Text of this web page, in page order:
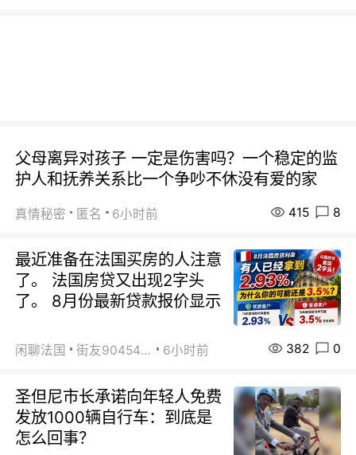
父母离异对孩子 一定是伤害吗？一个稳定的监
护人和抚养关系比一个争吵不休没有爱的家
真情秘密 匿名 6小时前 415 8
最近准备在法国买房的人注意
了。 法国房贷又出现2字头
了。 8月份最新贷款报价显示
闲聊法国 街友90454511 6小时前 382 0
圣但尼市长承诺向年轻人免费
发放1000辆自行车：到底是
怎么回事？